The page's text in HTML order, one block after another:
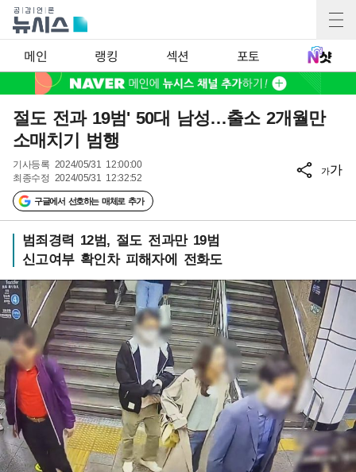
메인 랭킹 섹션 포토
절도 전과 19범' 50대 남성…출소 2개월만
소매치기 범행
기사등록 2024/05/31 12:00:00
최종수정 2024/05/31 12:32:52
구글에서 선호하는 매체로 추가
가가
범죄경력 12범, 절도 전과만 19범
신고여부 확인차 피해자에 전화도